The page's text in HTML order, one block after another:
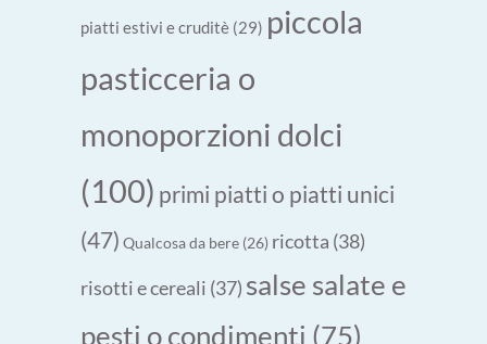
piatti estivi e cruditè (29) piccola
pasticceria o
monoporzioni dolci
(100) primi piatti o piatti unici
(47) Qualcosa da bere (26) ricotta (38)
risotti e cereali (37) salse salate e
pesti o condimenti (75)